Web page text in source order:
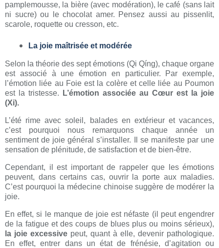
pamplemousse, la bière (avec modération), le café (sans lait
ni sucre) ou le chocolat amer. Pensez aussi au pissenlit,
scarole, roquette ou cresson, etc.
La joie maîtrisée et modérée
Selon la théorie des sept émotions (Qi Qíng), chaque organe
est associé à une émotion en particulier. Par exemple,
l’émotion liée au Foie est la colère et celle liée au Poumon
est la tristesse.
L’émotion associée au Cœur est la joie
(Xi).
L’été rime avec soleil, balades en extérieur et vacances,
c’est pourquoi nous remarquons chaque année un
sentiment de joie général s’installer. Il se manifeste par une
sensation de plénitude, de satisfaction et de bien-être.
Cependant, il est important de rappeler que les émotions
peuvent, dans certains cas, ouvrir la porte aux maladies.
C’est pourquoi la médecine chinoise suggère de modérer la
joie.
En effet, si le manque de joie est néfaste (il peut engendrer
de la fatigue et des coups de blues plus ou moins sérieux),
la joie excessive peut, quant à elle, devenir pathologique.
En effet, entrer dans un état de frénésie, d’agitation ou